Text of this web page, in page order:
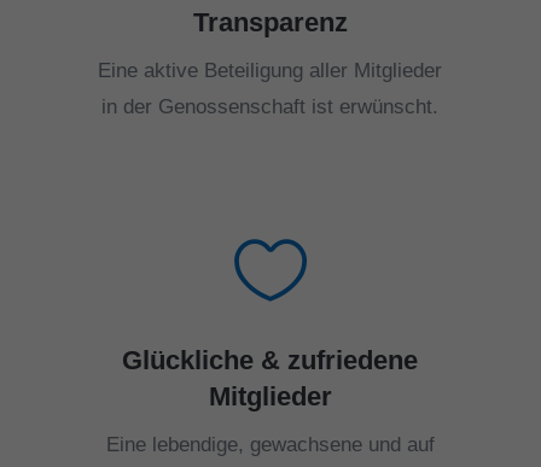
Transparenz
Eine aktive Beteiligung aller Mitglieder
in der Genossenschaft ist erwünscht.

Glückliche & zufriedene
Mitglieder
Eine lebendige, gewachsene und auf